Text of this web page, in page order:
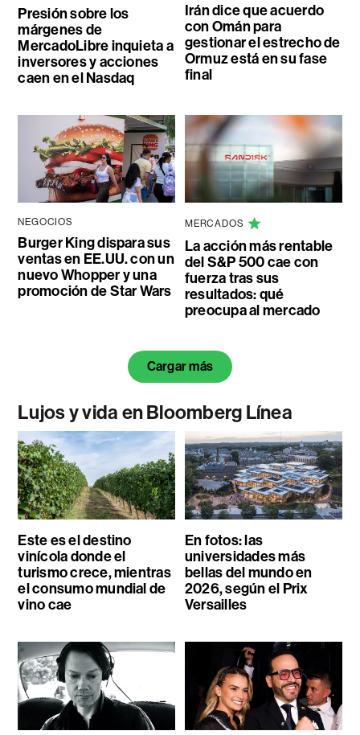
Presión sobre los
márgenes de
MercadoLibre inquieta a
inversores y acciones
caen en el Nasdaq
Irán dice que acuerdo
con Omán para
gestionar el estrecho de
Ormuz está en su fase
final
NEGOCIOS
Burger King dispara sus
ventas en EE.UU. con un
nuevo Whopper y una
promoción de Star Wars
MERCADOS
La acción más rentable
del S&P 500 cae con
fuerza tras sus
resultados: qué
preocupa al mercado
Cargar más
Lujos y vida en Bloomberg Línea
Este es el destino
vinícola donde el
turismo crece, mientras
el consumo mundial de
vino cae
En fotos: las
universidades más
bellas del mundo en
2026, según el Prix
Versailles